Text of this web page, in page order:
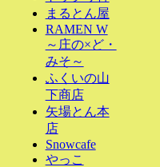
まるとん屋
RAMEN W
～庄の×ど・
みそ～
ふくいの山
下商店
矢場とん本
店
Snowcafe
やっこ